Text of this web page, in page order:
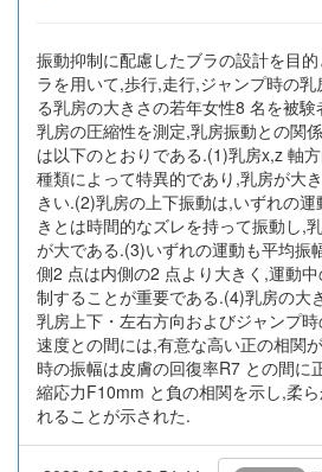
振動抑制に配慮したブラの設計を目
ラを用いて,歩行,走行,ジャンプ時の
る乳房の大きさの若年女性8 名を被
乳房の圧縮性を測定,乳房振動との関
は以下のとおりである.(1)乳房x,z 軸
種類によって特異的であり,乳房が大
きい.(2)乳房の上下振動は,いずれの
きとは時間的なズレを持って振動し,
が大である.(3)いずれの運動も平均振
側2 点は内側の2 点より大きく,運動
制することが重要である.(4)乳房の大
乳房上下・左右方向およびジャンプ
速度との間には,有意な高い正の相関
時の振幅は皮膚の回復率R7 との間に
縮応力F10mm と負の相関を示し,柔
れることが示された.